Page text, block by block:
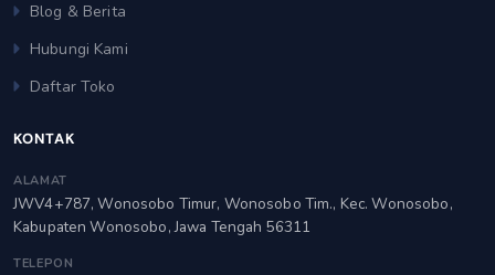
Blog & Berita
Hubungi Kami
Daftar Toko
KONTAK
ALAMAT
JWV4+787, Wonosobo Timur, Wonosobo Tim., Kec. Wonosobo,
Kabupaten Wonosobo, Jawa Tengah 56311
TELEPON